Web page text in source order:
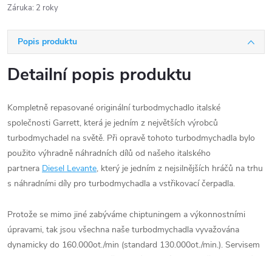
Záruka: 2 roky
Popis produktu
Detailní popis produktu
Kompletně repasované originální turbodmychadlo italské
společnosti Garrett, která je jedním z největších výrobců
turbodmychadel na světě. Při opravě tohoto turbodmychadla bylo
použito výhradně náhradních dílů od našeho italského
partnera Diesel Levante, který je jedním z nejsilnějších hráčů na trhu
s náhradními díly pro turbodmychadla a vstřikovací čerpadla.
Protože se mimo jiné zabýváme chiptuningem a výkonnostními
úpravami, tak jsou všechna naše turbodmychadla vyvažována
dynamicky do 160.000ot./min (standard 130.000ot./min.). Servisem